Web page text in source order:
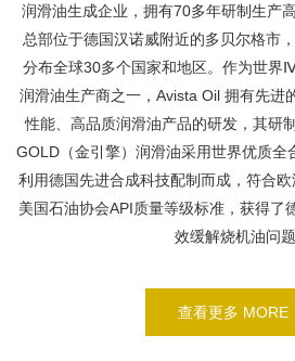
润滑油生成企业，拥有70多年研制生产
总部位于德国汉诺威附近的多贝尔格市
分布全球30多个国家和地区。作为世界
润滑油生产商之一，Avista Oil 拥有先进
性能、高品质润滑油产品的研发，其研
GOLD（金引擎）润滑油采用世界优质全
利用德国先进合成科技配制而成，符合
美国石油协会API质量等级标准，获得了
效缓解烧机油问题
查看更多 MORE